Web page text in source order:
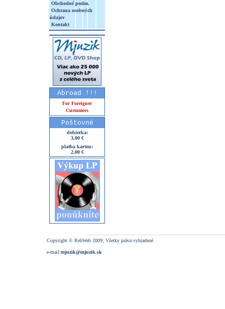
Obchodné podm.
Ochrana osobných
údajov
Kontakt
Abroad !!!
For Foreigner
Customers
Poštovné
dobierka:
3,00 €
platba kartou:
2,00 €
Copyright © RebWeb 2009; Všetky práva vyhradené
e-mail:mjuzik@mjuzik.sk